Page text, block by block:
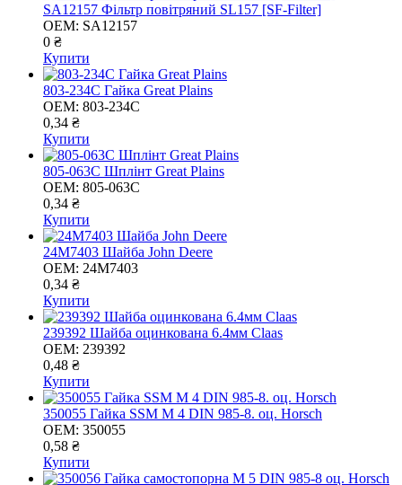
SA12157 Фільтр повітряний SL157 [SF-Filter]
OEM: SA12157
0 ₴
Купити
803-234C Гайка Great Plains
OEM: 803-234C
0,34 ₴
Купити
805-063C Шплiнт Great Plains
OEM: 805-063C
0,34 ₴
Купити
24M7403 Шайба John Deere
OEM: 24M7403
0,34 ₴
Купити
239392 Шайба оцинкована 6.4мм Claas
OEM: 239392
0,48 ₴
Купити
350055 Гайка SSM M 4 DIN 985-8. оц. Horsch
OEM: 350055
0,58 ₴
Купити